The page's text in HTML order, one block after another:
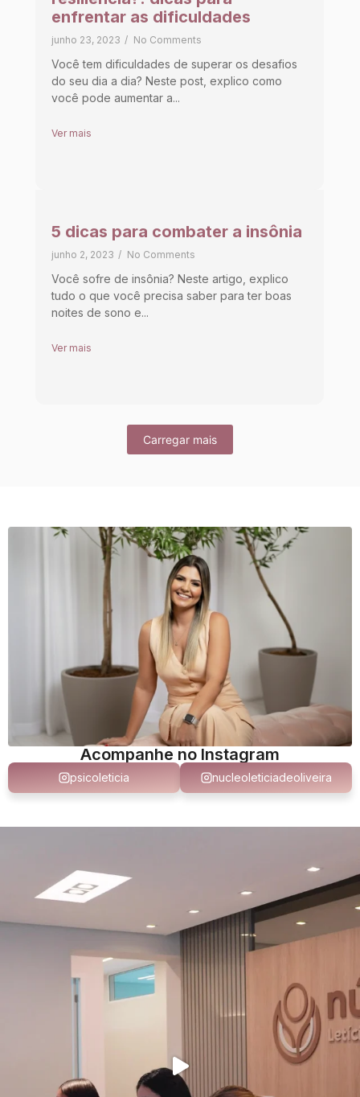
enfrentar as dificuldades
junho 23, 2023 / No Comments
Você tem dificuldades de superar os desafios
do seu dia a dia? Neste post, explico como
você pode aumentar a...
Ver mais
5 dicas para combater a insônia
junho 2, 2023 / No Comments
Você sofre de insônia? Neste artigo, explico
tudo o que você precisa saber para ter boas
noites de sono e...
Ver mais
Carregar mais
Acompanhe no Instagram
psicoleticia nucleoleticiadeoliveira